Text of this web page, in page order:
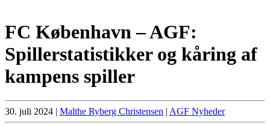
FC København – AGF:
Spillerstatistikker og kåring af
kampens spiller
30. juli 2024 | Malthe Ryberg Christensen | AGF Nyheder